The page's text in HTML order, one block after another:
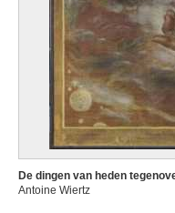
De dingen van heden
Antoine Wiertz